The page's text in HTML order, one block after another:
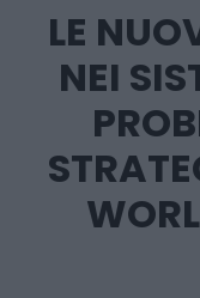
contentLE
NEI